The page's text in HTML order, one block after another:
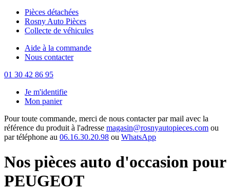
Pièces détachées
Rosny Auto Pièces
Collecte de véhicules
Aide à la commande
Nous contacter
01 30 42 86 95
Je m'identifie
Mon panier
Pour toute commande, merci de nous contacter par mail avec la
référence du produit à l'adresse magasin@rosnyautopieces.com ou
par téléphone au 06.16.30.20.98 ou WhatsApp
Nos pièces auto d'occasion pour
PEUGEOT